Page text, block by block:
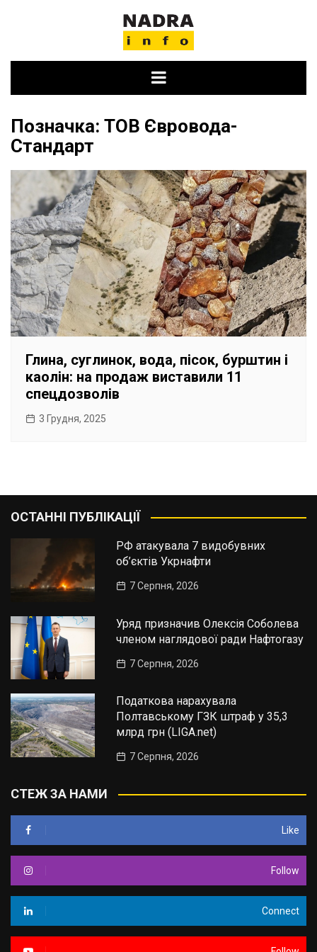
Позначка: ТОВ Євровода-
Стандарт
Глина, суглинок, вода, пісок, бурштин і
каолін: на продаж виставили 11
спецдозволів
3 Грудня, 2025
ОСТАННІ ПУБЛІКАЦІЇ
РФ атакувала 7 видобувних
об’єктів Укрнафти
7 Серпня, 2026
Уряд призначив Олексія Соболева
членом наглядової ради Нафтогазу
7 Серпня, 2026
Податкова нарахувала
Полтавському ГЗК штраф у 35,3
млрд грн (LIGA.net)
7 Серпня, 2026
СТЕЖ ЗА НАМИ
Like
Follow
Connect